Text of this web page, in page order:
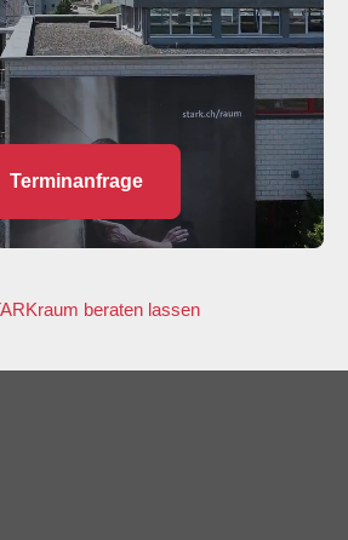
Terminanfrage
beraten lassen